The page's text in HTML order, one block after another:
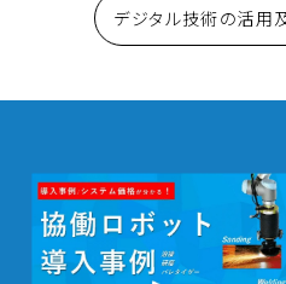
デジタル技術の活用